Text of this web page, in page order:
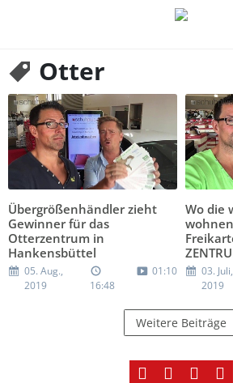
Otter
Übergrößenhändler zieht
Gewinner für das
Otterzentrum in
Hankensbüttel
05. Aug.,
2019
16:48
01:10
Wo die
03. Juli,
2019
Weitere Beiträge